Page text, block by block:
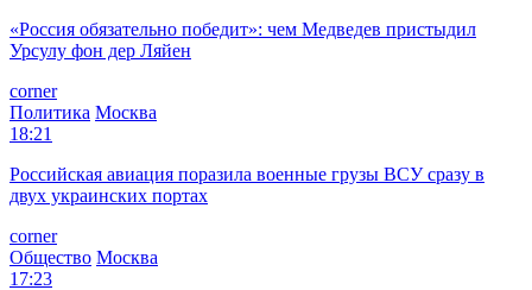
«Россия обязательно победит»: чем Медведев пристыдил
Урсулу фон дер Ляйен
corner
Политика Москва
18:21
Российская авиация поразила военные грузы ВСУ сразу в
двух украинских портах
corner
Общество Москва
17:23